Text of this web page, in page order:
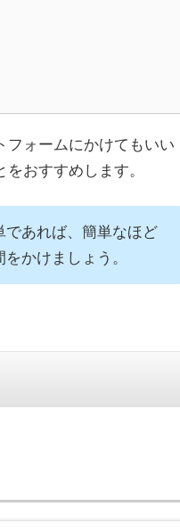
フォームにかけてもいい
おすすめします。
であれば、簡単なほど
かけましょう。